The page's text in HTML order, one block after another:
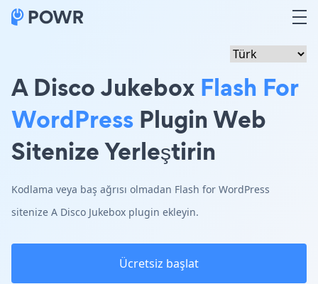
A Disco Jukebox Flash For
WordPress Plugin Web
Sitenize Yerleştirin
Kodlama veya baş ağrısı olmadan Flash for WordPress
sitenize A Disco Jukebox plugin ekleyin.
Ücretsiz başlat